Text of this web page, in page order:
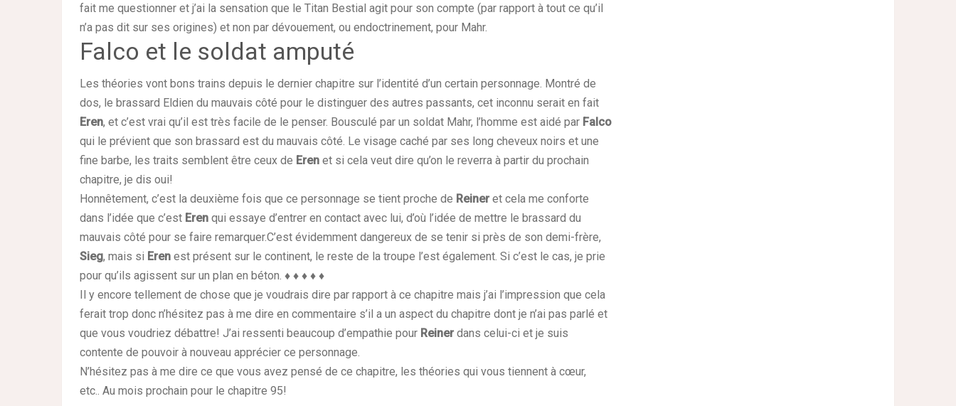
fait me questionner et j’ai la sensation que le Titan Bestial agit pour son compte (par rapport à tout ce qu’il
n’a pas dit sur ses origines) et non par dévouement, ou endoctrinement, pour Mahr.
Falco et le soldat amputé
Les théories vont bons trains depuis le dernier chapitre sur l’identité d’un certain personnage. Montré de
dos, le brassard Eldien du mauvais côté pour le distinguer des autres passants, cet inconnu serait en fait
Eren, et c’est vrai qu’il est très facile de le penser. Bousculé par un soldat Mahr, l’homme est aidé par Falco
qui le prévient que son brassard est du mauvais côté. Le visage caché par ses long cheveux noirs et une
fine barbe, les traits semblent être ceux de Eren et si cela veut dire qu’on le reverra à partir du prochain
chapitre, je dis oui!
Honnêtement, c’est la deuxième fois que ce personnage se tient proche de Reiner et cela me conforte
dans l’idée que c’est Eren qui essaye d’entrer en contact avec lui, d’où l’idée de mettre le brassard du
mauvais côté pour se faire remarquer.C’est évidemment dangereux de se tenir si près de son demi-frère,
Sieg, mais si Eren est présent sur le continent, le reste de la troupe l’est également. Si c’est le cas, je prie
pour qu’ils agissent sur un plan en béton. ♦ ♦ ♦ ♦ ♦
Il y encore tellement de chose que je voudrais dire par rapport à ce chapitre mais j’ai l’impression que cela
ferait trop donc n’hésitez pas à me dire en commentaire s’il a un aspect du chapitre dont je n’ai pas parlé et
que vous voudriez débattre! J’ai ressenti beaucoup d’empathie pour Reiner dans celui-ci et je suis
contente de pouvoir à nouveau apprécier ce personnage.
N’hésitez pas à me dire ce que vous avez pensé de ce chapitre, les théories qui vous tiennent à cœur,
etc.. Au mois prochain pour le chapitre 95!